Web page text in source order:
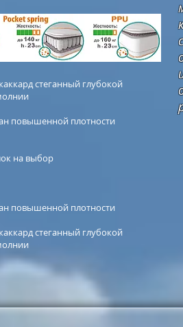
стеганный глубокой
повышенной плотности
на выбор
повышенной плотности
стеганный глубокой